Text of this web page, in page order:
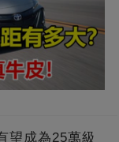
望成為25萬級